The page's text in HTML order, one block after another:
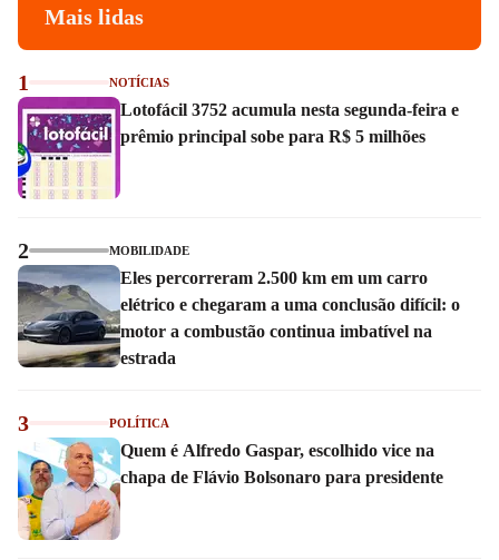
Mais lidas
1 NOTÍCIAS
Lotofácil 3752 acumula nesta segunda-feira e
prêmio principal sobe para R$ 5 milhões
2 MOBILIDADE
Eles percorreram 2.500 km em um carro
elétrico e chegaram a uma conclusão difícil: o
motor a combustão continua imbatível na
estrada
3 POLÍTICA
Quem é Alfredo Gaspar, escolhido vice na
chapa de Flávio Bolsonaro para presidente